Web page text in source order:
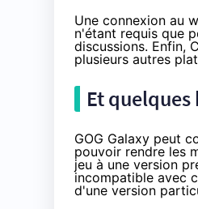
Une connexion au
n'étant requis que
discussions. Enfin,
plusieurs autres
Et
GOG Galaxy peut
pouvoir rendre les
jeu à une version
incompatible avec
d'une version